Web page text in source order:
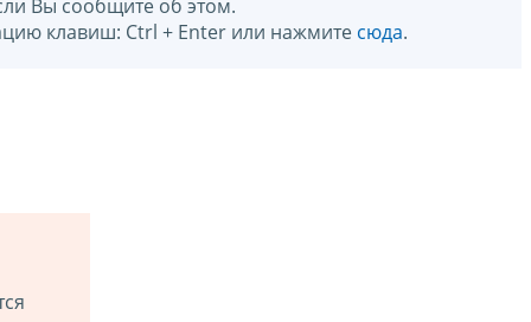
Вы сообщите об этом.
клавиш: Ctrl + Enter или нажмите сюда.